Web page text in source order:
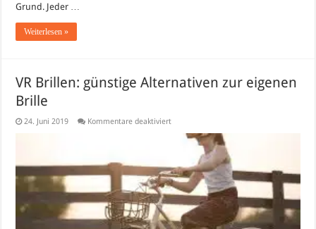
Grund. Jeder …
Weiterlesen »
VR Brillen: günstige Alternativen zur eigenen
Brille
24. Juni 2019 Kommentare deaktiviertfür
Brillen:
günstige
Alternativen
zur
eigenen
Brille